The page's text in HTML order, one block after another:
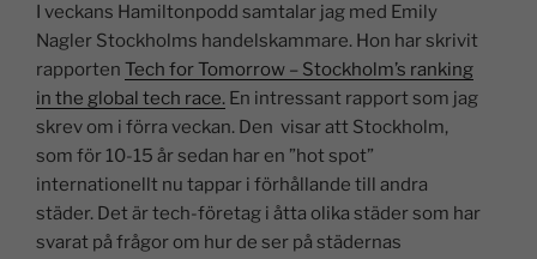
k
e
dI
n
c
e
b
o
o
k
at
s
A
p
p
p
y
Li
n
k
ai
l
a
I veckans Hamiltonpodd samtalar jag med Emily
Nagler Stockholms handelskammare. Hon har skrivit
rapporten Tech for Tomorrow – Stockholm’s ranking
in the global tech race. En intressant rapport som jag
skrev om i förra veckan. Den visar att Stockholm,
som för 10-15 år sedan har en ”hot spot”
internationellt nu tappar i förhållande till andra
städer. Det är tech-företag i åtta olika städer som har
svarat på frågor om hur de ser på städernas